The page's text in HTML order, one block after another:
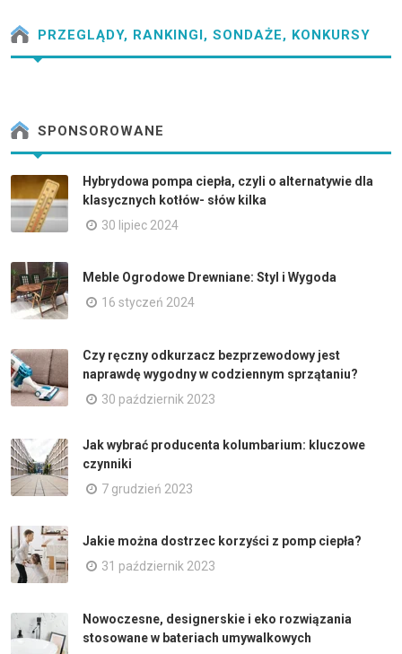
PRZEGLĄDY, RANKINGI, SONDAŻE, KONKURSY
SPONSOROWANE
Hybrydowa pompa ciepła, czyli o alternatywie dla
klasycznych kotłów- słów kilka
30 lipiec 2024
Meble Ogrodowe Drewniane: Styl i Wygoda
16 styczeń 2024
Czy ręczny odkurzacz bezprzewodowy jest
naprawdę wygodny w codziennym sprzątaniu?
30 październik 2023
Jak wybrać producenta kolumbarium: kluczowe
czynniki
7 grudzień 2023
Jakie można dostrzec korzyści z pomp ciepła?
31 październik 2023
Nowoczesne, designerskie i eko rozwiązania
stosowane w bateriach umywalkowych